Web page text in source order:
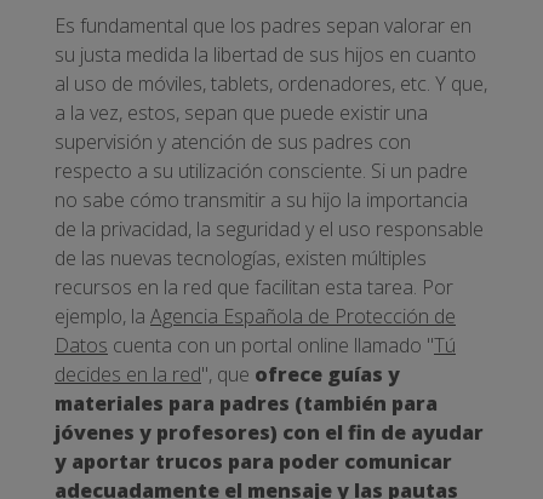
Es fundamental que los padres sepan valorar en
su justa medida la libertad de sus hijos en cuanto
al uso de móviles, tablets, ordenadores, etc. Y que,
a la vez, estos, sepan que puede existir una
supervisión y atención de sus padres con
respecto a su utilización consciente. Si un padre
no sabe cómo transmitir a su hijo la importancia
de la privacidad, la seguridad y el uso responsable
de las nuevas tecnologías, existen múltiples
recursos en la red que facilitan esta tarea. Por
ejemplo, la Agencia Española de Protección de
Datos cuenta con un portal online llamado "Tú
decides en la red", que ofrece guías y
materiales para padres (también para
jóvenes y profesores) con el fin de ayudar
y aportar trucos para poder comunicar
adecuadamente el mensaje y las pautas